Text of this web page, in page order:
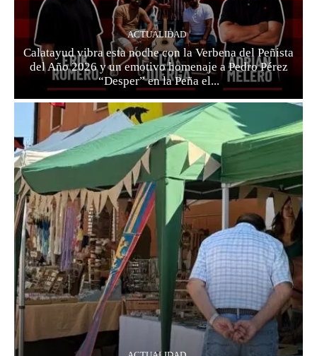
ACTUALIDAD
Calatayud vibra esta noche con la Verbena del Peñista
del Año 2026 y un emotivo homenaje a Pedro Pérez
“Desper” en la Peña el...